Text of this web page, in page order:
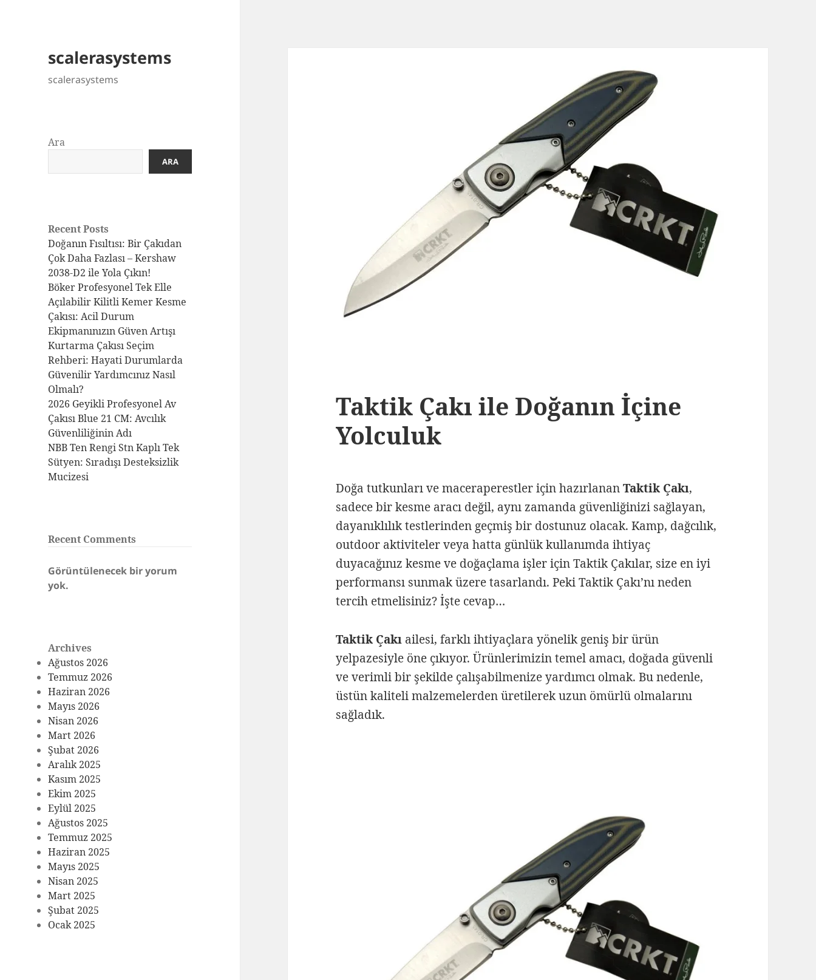
scalerasystems
scalerasystems
Ara
ARA
Recent Posts
Doğanın Fısıltısı: Bir Çakıdan
Çok Daha Fazlası – Kershaw
2038-D2 ile Yola Çıkın!
Böker Profesyonel Tek Elle
Açılabilir Kilitli Kemer Kesme
Çakısı: Acil Durum
Ekipmanınızın Güven Artışı
Kurtarma Çakısı Seçim
Rehberi: Hayati Durumlarda
Güvenilir Yardımcınız Nasıl
Olmalı?
2026 Geyikli Profesyonel Av
Çakısı Blue 21 CM: Avcılık
Güvenliliğinin Adı
NBB Ten Rengi Stn Kaplı Tek
Sütyen: Sıradışı Desteksizlik
Mucizesi
Recent Comments
Görüntülenecek bir yorum
yok.
Archives
Ağustos 2026
Temmuz 2026
Haziran 2026
Mayıs 2026
Nisan 2026
Mart 2026
Şubat 2026
Aralık 2025
Kasım 2025
Ekim 2025
Eylül 2025
Ağustos 2025
Temmuz 2025
Haziran 2025
Mayıs 2025
Nisan 2025
Mart 2025
Şubat 2025
Ocak 2025
Taktik Çakı ile Doğanın İçine
Yolculuk
Doğa tutkunları ve maceraperestler için hazırlananTaktik Çakı,
sadece bir kesme aracı değil, aynı zamanda güvenliğinizi sağlayan,
dayanıklılık testlerinden geçmiş bir dostunuz olacak. Kamp, dağcılık,
outdoor aktiviteler veya hatta günlük kullanımda ihtiyaç
duyacağınız kesme ve doğaçlama işler için Taktik Çakılar, size en iyi
performansı sunmak üzere tasarlandı. Peki Taktik Çakı’nı neden
tercih etmelisiniz? İşte cevap…
Taktik Çakı ailesi, farklı ihtiyaçlara yönelik geniş bir ürün
yelpazesiyle öne çıkıyor. Ürünlerimizin temel amacı, doğada güvenli
ve verimli bir şekilde çalışabilmenize yardımcı olmak. Bu nedenle,
üstün kaliteli malzemelerden üretilerek uzun ömürlü olmalarını
sağladık.